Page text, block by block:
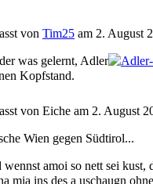
von Tim25 am 2. August
was gelernt, Adler
Kopfstand.
von Eiche am 2. August
Wien gegen Südtirol...
wennst amoi so nett sei kust,
mia ins des a uschaugn